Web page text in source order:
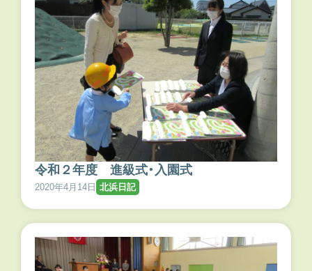
令和２年度 進級式・入園式
2020年4月14日 北浜日記